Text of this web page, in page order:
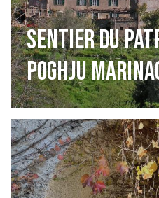
Sentier du
Poghju